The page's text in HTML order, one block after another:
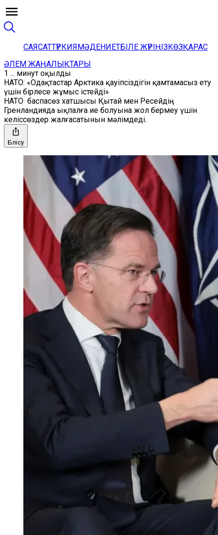
САЯСАТТҮРКИЯМӘДЕНИЕТБІЛЕ ЖҮРІҢІЗКӨЗҚАРАС
ӘЛЕМ ЖАҢАЛЫҚТАРЫ
1 ... минут оқылды
НАТО: «Одақтастар Арктика қауіпсіздігін қамтамасыз ету
үшін бірлесе жұмыс істейді»
НАТО баспасөз хатшысы Қытай мен Ресейдің
Гренландияда ықпалға ие болуына жол бермеу үшін
келіссөздер жалғасатынын мәлімдеді.
Бөлісу